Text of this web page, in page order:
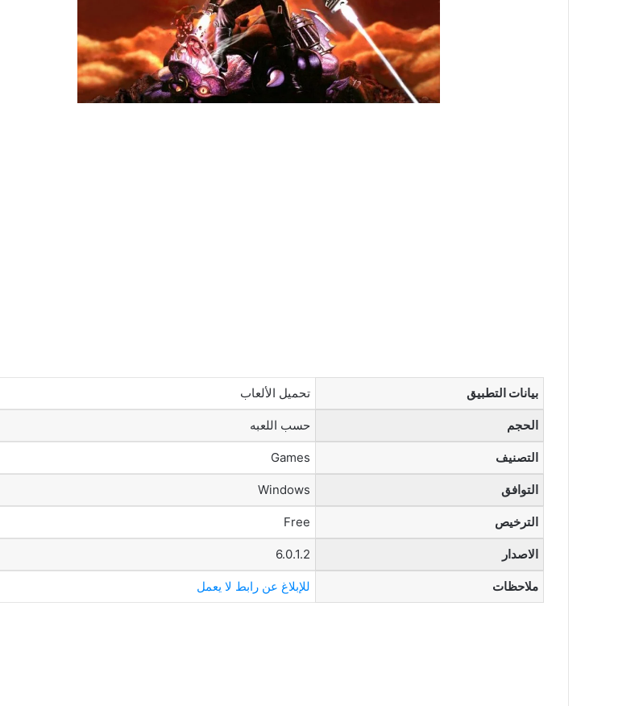
بيانات التطبيق تحميل الألعاب
الحجم حسب اللعبه
التصنيف Games
التوافق Windows
الترخيص Free
الاصدار 6.0.1.2
ملاحظات للإبلاغ عن رابط لا يعمل